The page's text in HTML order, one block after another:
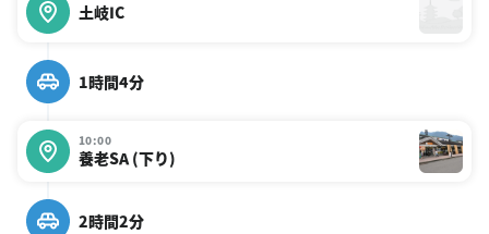
土岐IC
1時間4分
10:00
養老SA (下り)
2時間2分